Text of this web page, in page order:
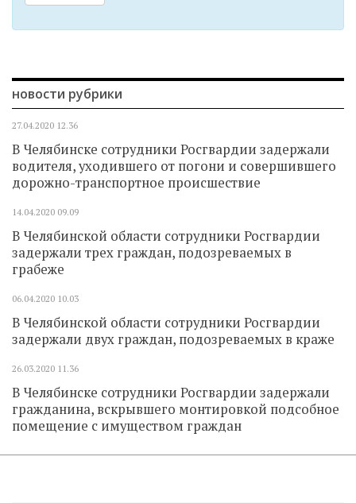
новости рубрики
27.04.2020 12.36
В Челябинске сотрудники Росгвардии задержали
водителя, уходившего от погони и совершившего
дорожно-транспортное происшествие
14.04.2020 09.09
В Челябинской области сотрудники Росгвардии
задержали трех граждан, подозреваемых в
грабеже
06.04.2020 10.03
В Челябинской области сотрудники Росгвардии
задержали двух граждан, подозреваемых в краже
26.03.2020 11.36
В Челябинске сотрудники Росгвардии задержали
гражданина, вскрывшего монтировкой подсобное
помещение с имуществом граждан